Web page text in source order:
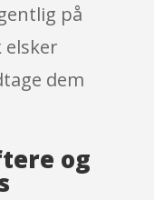
på
elsker
dem
og